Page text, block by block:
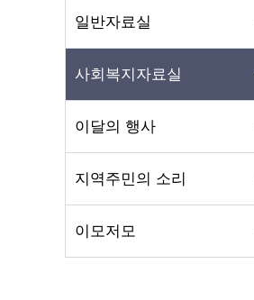
일반자료실
사회복지자료실
이달의 행사
지역주민의 소리
이모저모